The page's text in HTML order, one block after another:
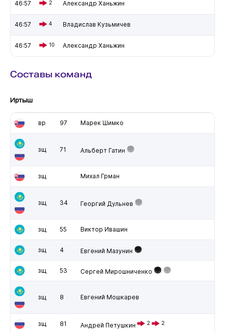
46:57 2 Александр Ханьжин
46:57 4 Владислав Кузьмичев
46:57 10 Александр Ханьжин
Составы команд
Иртыш
вр 97 Марек Шимко
зщ 71 Альберт Гатин
зщ Михал Грман
зщ 34 Георгий Дульнев
зщ 55 Виктор Ивашин
зщ 4 Евгений Мазунин
зщ 53 Сергей Мирошниченко
зщ 8 Евгений Мошкарев
зщ 81 Андрей Петушкин 2 2